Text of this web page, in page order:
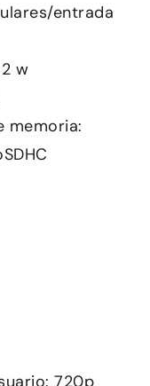
entrada
w
memoria:
720p